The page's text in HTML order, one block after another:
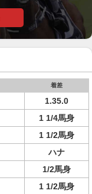
着差
1.35.0
1 1/4馬身
1 1/2馬身
ハナ
1/2馬身
1 1/2馬身